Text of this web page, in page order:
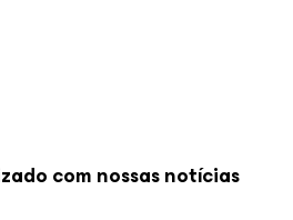
com nossas notícias